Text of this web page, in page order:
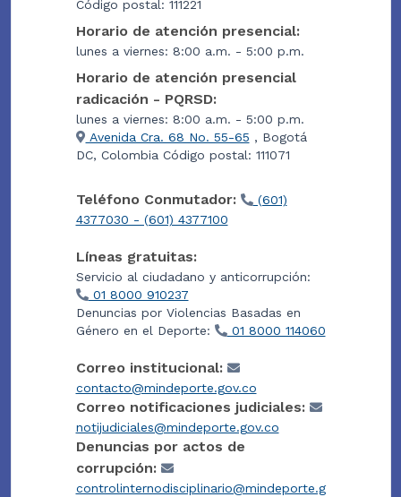
Código postal: 111221
Horario de atención presencial:
lunes a viernes: 8:00 a.m. - 5:00 p.m.
Horario de atención presencial
radicación - PQRSD:
lunes a viernes: 8:00 a.m. - 5:00 p.m.
Avenida Cra. 68 No. 55-65 , Bogotá
DC, Colombia Código postal: 111071
Teléfono Conmutador:
(601)
4377030 - (601) 4377100
Líneas gratuitas:
Servicio al ciudadano y anticorrupción:
01 8000 910237
Denuncias por Violencias Basadas en
Género en el Deporte:
01 8000 114060
Correo institucional:
contacto@mindeporte.gov.co
Correo notificaciones judiciales:
notijudiciales@mindeporte.gov.co
Denuncias por actos de
corrupción:
controlinternodisciplinario@mindeporte.g